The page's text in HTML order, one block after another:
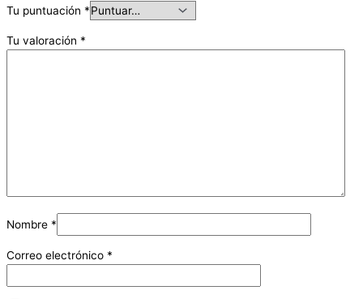
Tu puntuación *
Tu valoración *
Nombre *
Correo electrónico *